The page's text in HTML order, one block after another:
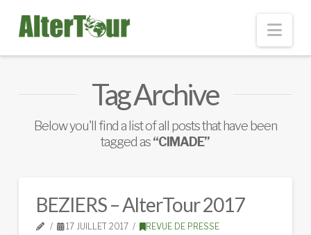
Tag Archive
Below you'll find a list of all posts that have been
tagged as“CIMADE”
BEZIERS – AlterTour 2017
17 JUILLET 2017 REVUE DE PRESSE